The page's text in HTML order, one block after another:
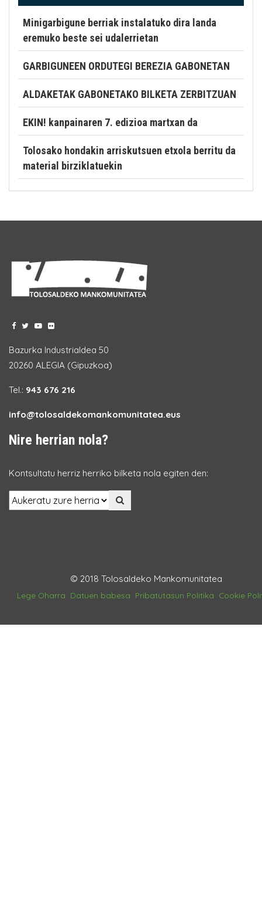
Minigarbigune berriak instalatuko dira landa
eremuko beste sei udalerrietan
GARBIGUNEEN ORDUTEGI BEREZIA GABONETAN
ALDAKETAK GABONETAKO BILKETA ZERBITZUAN
EKIN! kanpainaren 7. edizioa martxan da
Tolosako hondakin arriskutsuen etxola berritu da
material birziklatuekin
Bazurka Industrialdea 50
20260 ALEGIA (Gipuzkoa)
Tel.: 943 676 216
info@tolosaldekomankomunitatea.eus
Nire herrian nola?
Kontsultatu herriz herriko bilketa nola egiten den:
© 2018 Tolosaldeko Mankomunitatea
Lege Oharra Datuen babesa Pribatutasun Politika Cookie